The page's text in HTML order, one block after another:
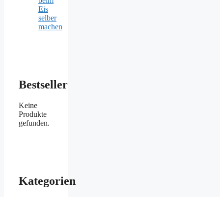
Eis
selber
machen
Bestseller
Keine
Produkte
gefunden.
Kategorien